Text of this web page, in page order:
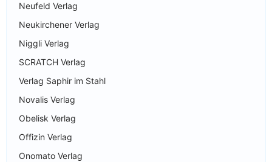
Neufeld Verlag
Neukirchener Verlag
Niggli Verlag
SCRATCH Verlag
Verlag Saphir im Stahl
Novalis Verlag
Obelisk Verlag
Offizin Verlag
Onomato Verlag